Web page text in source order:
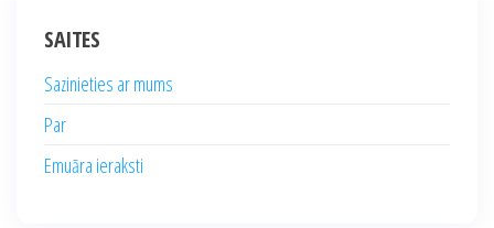
SAITES
Sazinieties ar mums
Par
Emuāra ieraksti